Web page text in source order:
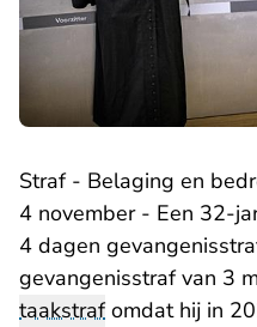
Straf - Belaging en
4 november - Een 32-
4 dagen
gevangenisstraf van 3
taakstrafomdat hij in